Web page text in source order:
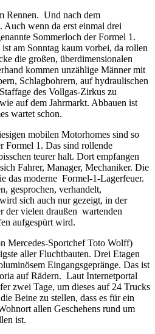
Rennen. Und nach dem
wenn da erst einmal drei
Sommerloch der Formel 1.
am Sonntag kaum vorbei, da rollen
die großen, überdimensionalen
kommen unzählige Männer mit
Schlagbohrern, auf hydraulischen
des Vollgas-Zirkus zu
auf dem Jahrmarkt. Abbauen ist
wartet schon.
mobilen Motorhomes sind so
Formel 1. Das sind rollende
teurer halt. Dort empfangen
Fahrer, Manager, Mechaniker. Die
das moderne Formel-1-Lagerfeuer.
gesprochen, verhandelt,
sich auch nur gezeigt, in der
der vielen draußen wartenden
aufgespürt wird.
Mercedes-Sportchef Toto Wolff)
aller Fluchtbauten. Drei Etagen
Eingangsgepränge. Das ist
auf Rädern. Laut Internetportal
zwei Tage, um dieses auf 24 Trucks
Beine zu stellen, dass es für ein
allen Geschehens rund um
ist.